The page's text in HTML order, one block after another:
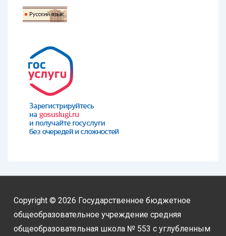
Copyright © 2026 Государственное бюджетное
общеобразовательное учреждение средняя
общеобразовательная школа № 553 с углубленным